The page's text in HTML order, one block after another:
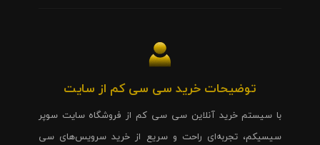
توضیحات خرید سی سی کم از سایت
با سیستم خرید آنلاین سی سی کم از فروشگاه سایت سوپر
سیسیکم، تجربه‌ای راحت و سریع از خرید سرویس‌های سی